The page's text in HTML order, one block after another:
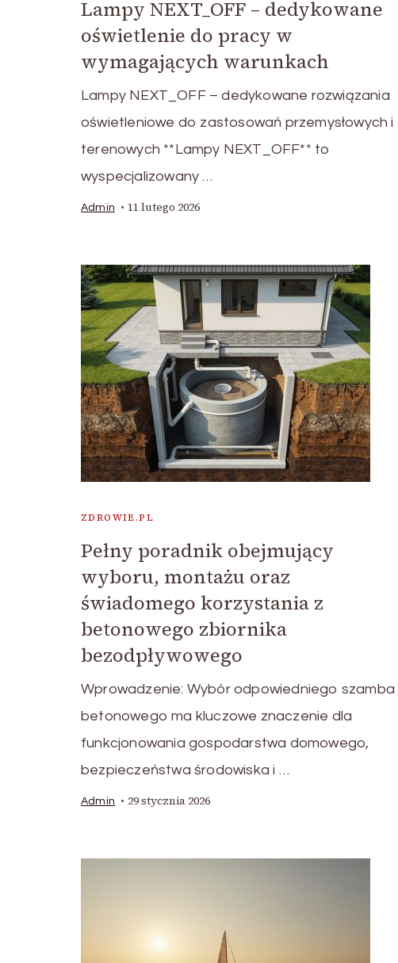
Lampy NEXT_OFF – dedykowane
oświetlenie do pracy w
wymagających warunkach
Lampy NEXT_OFF – dedykowane rozwiązania
oświetleniowe do zastosowań przemysłowych i
terenowych **Lampy NEXT_OFF** to
wyspecjalizowany …
Admin 11 lutego 2026
ZDROWIE.PL
Pełny poradnik obejmujący
wyboru, montażu oraz
świadomego korzystania z
betonowego zbiornika
bezodpływowego
Wprowadzenie: Wybór odpowiedniego szamba
betonowego ma kluczowe znaczenie dla
funkcjonowania gospodarstwa domowego,
bezpieczeństwa środowiska i …
Admin 29 stycznia 2026